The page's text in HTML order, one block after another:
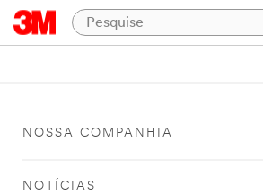
NOSSA COMPANHIA
NOTÍCIAS